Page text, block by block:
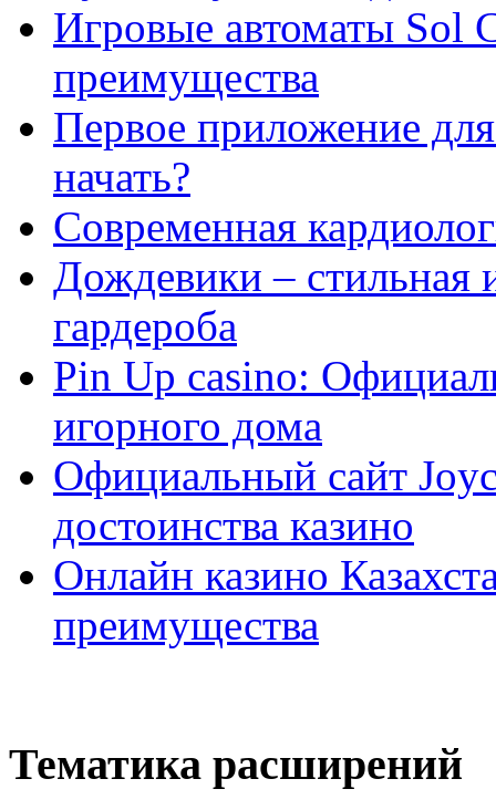
Игровые автоматы Sol
преимущества
Первое приложение
начать?
Современная
Дождевики – стильная
гардероба
Pin Up casino:
игорного дома
Официальный сайт
достоинства казино
Онлайн казино
преимущества
Тематика расширений